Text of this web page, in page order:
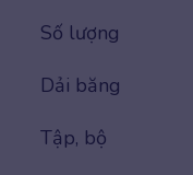
Số lượng
Dải băng
Tập, bộ